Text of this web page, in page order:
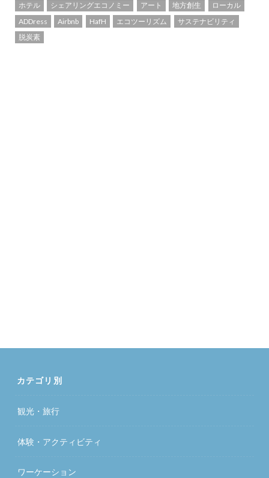
ホテル
シェアリングエコノミー アート 地方創生
ローカル
ADDress
Airbnb HafH エコツーリズム
サステナビリティ
脱炭素
カテゴリ別
観光・旅行
体験・アクティビティ
ワーケーション